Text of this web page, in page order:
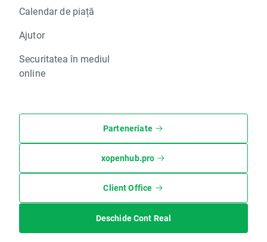
Calendar de piață
Ajutor
Securitatea în mediul
online
Parteneriate
xopenhub.pro
Client Office
Deschide Cont Real